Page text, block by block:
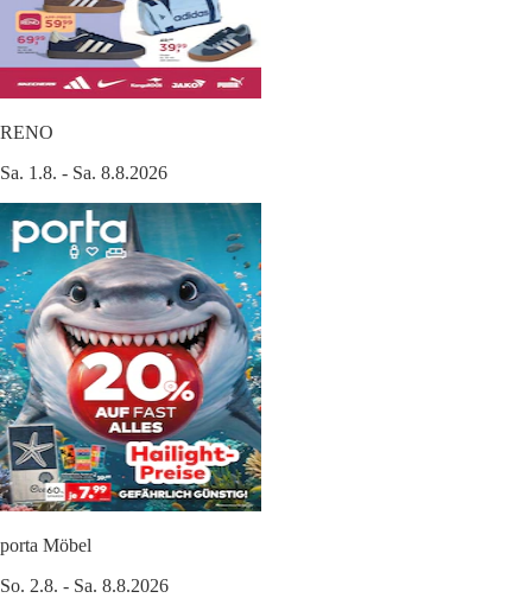
RENO
Sa. 1.8. - Sa. 8.8.2026
porta Möbel
So. 2.8. - Sa. 8.8.2026